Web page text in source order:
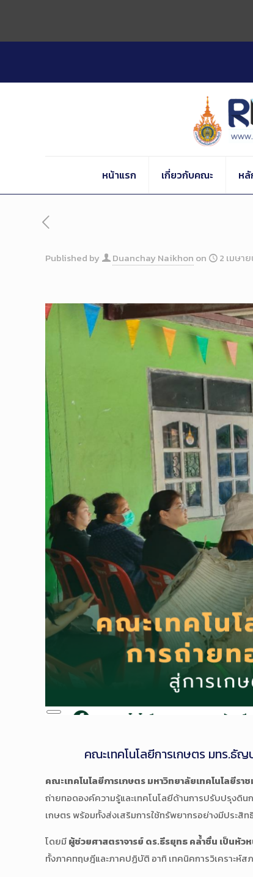
Content
หน้าแรก เกี่ยวกับคณะ ห
Published by Duanchay Naikhon on 2 เมษา
Long
คณะเทคโนโลยีการเกษตร มทร.ธั
คณะเทคโนโลยีการเกษตร มหาวิทยาลัยเทคโนโลยีร
ถ่ายทอดองค์ความรู้และเทคโนโลยีด้านการปรับปรุงดิ
เกษตร พร้อมทั้งส่งเสริมการใช้ทรัพยากรอย่างมีประ
โดยมีผู้ช่วยศาสตราจารย์ ดร.ธีรยุทธ คล้ำชื่น เป็นหัว
ทั้งภาคทฤษฎีและภาคปฏิบัติ อาทิ เทคนิคการวิเคราะ